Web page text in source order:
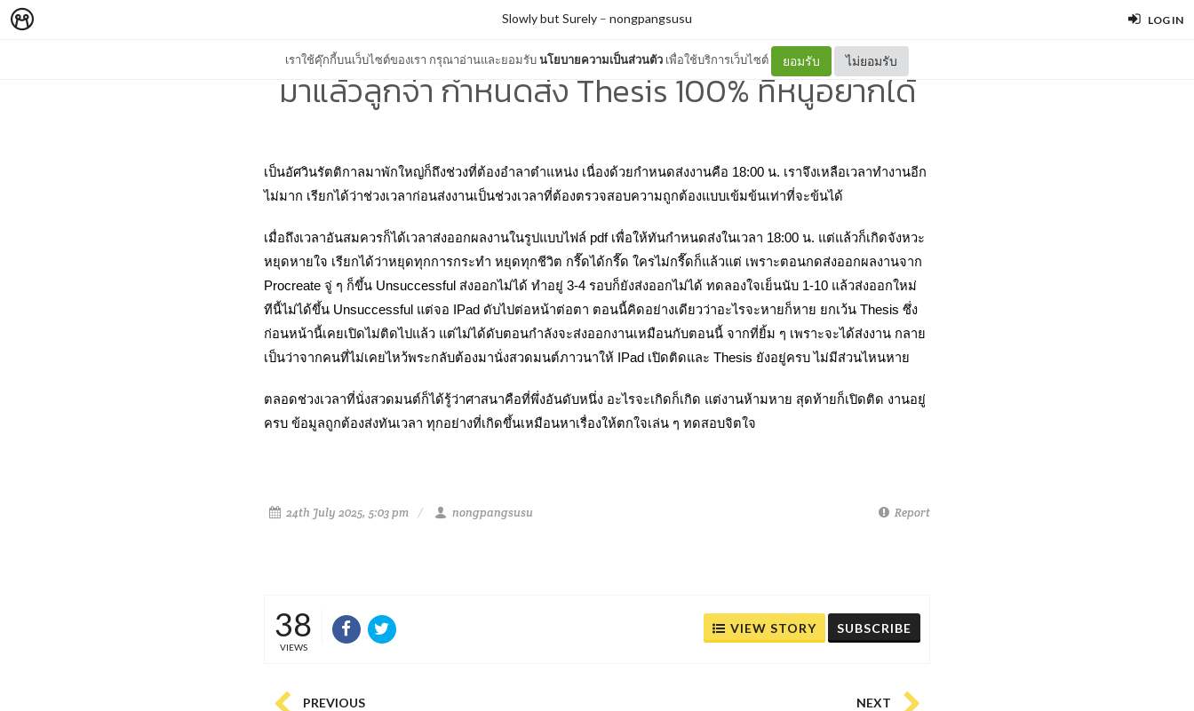
LOG IN
เราใช้คุ๊กกี้บนเว็บไซต์ของเรา กรุณาอ่านและยอมรับนโยบายความเป็นส่วนตัว เพื่อใช้บริการเว็บไซต์ ยอมรับ ไม่ยอมรับ
Slowly but Surely – nongpangsusu
มาแล้วลูกจ๋า กำหนดส่ง Thesis 100% ที่หนูอยากได้
เป็นอัศวินรัตติกาลมาพักใหญ่ก็ถึงช่วงที่ต้องอำลาตำแหน่ง เนื่องด้วยกำหนดส่งงานคือ 18:00 น. เราจึงเหลือเวลาทำงานอีก
ไม่มาก เรียกได้ว่าช่วงเวลาก่อนส่งงานเป็นช่วงเวลาที่ต้องตรวจสอบความถูกต้องแบบเข้มข้นเท่าที่จะข้นได้
เมื่อถึงเวลาอันสมควรก็ได้เวลาส่งออกผลงานในรูปแบบไฟล์ pdf เพื่อให้ทันกำหนดส่งในเวลา 18:00 น. แต่แล้วก็เกิดจังหวะ
หยุดหายใจ เรียกได้ว่าหยุดทุกการกระทำ หยุดทุกชีวิต กรี๊ดได้กรี๊ด ใครไม่กรี๊ดก็แล้วแต่ เพราะตอนกดส่งออกผลงานจาก
Procreate จู่ ๆ ก็ขึ้น Unsuccessful ส่งออกไม่ได้ ทำอยู่ 3-4 รอบก็ยังส่งออกไม่ได้ ทดลองใจเย็นนับ 1-10 แล้วส่งออกใหม่
ทีนี้ไม่ได้ขึ้น Unsuccessful แต่จอ IPad ดับไปต่อหน้าต่อตา ตอนนี้คิดอย่างเดียวว่าอะไรจะหายก็หาย ยกเว้น Thesis ซึ่ง
ก่อนหน้านี้เคยเปิดไม่ติดไปแล้ว แต่ไม่ได้ดับตอนกำลังจะส่งออกงานเหมือนกับตอนนี้ จากที่ยิ้ม ๆ เพราะจะได้ส่งงาน กลาย
เป็นว่าจากคนที่ไม่เคยไหว้พระกลับต้องมานั่งสวดมนต์ภาวนาให้ IPad เปิดติดและ Thesis ยังอยู่ครบ ไม่มีส่วนไหนหาย
ตลอดช่วงเวลาที่นั่งสวดมนต์ก็ได้รู้ว่าศาสนาคือที่พึ่งอันดับหนึ่ง อะไรจะเกิดก็เกิด แต่งานห้ามหาย สุดท้ายก็เปิดติด งานอยู่
ครบ ข้อมูลถูกต้องส่งทันเวลา ทุกอย่างที่เกิดขึ้นเหมือนหาเรื่องให้ตกใจเล่น ๆ ทดสอบจิตใจ
24th July 2025, 5:03 pm nongpangsusu Report
38
VIEWS
VIEW STORY SUBSCRIBE
PREVIOUS NEXT